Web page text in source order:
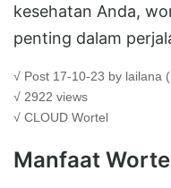
kesehatan Anda,
penting dalam
√ Post 17-10-23 by lailana
√ 2922 views
√ CLOUD Wortel
Manfaat